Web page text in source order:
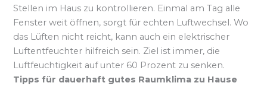
Stellen im Haus zu kontrollieren. Einmal am Tag alle
Fenster weit öffnen, sorgt für echten Luftwechsel. Wo
das Lüften nicht reicht, kann auch ein elektrischer
Luftentfeuchter hilfreich sein. Ziel ist immer, die
Luftfeuchtigkeit auf unter 60 Prozent zu senken.
Tipps für dauerhaft gutes Raumklima zu Hause